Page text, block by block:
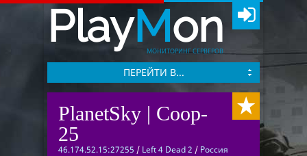
PlayMon
МОНИТОРИНГ СЕРВЕРОВ
ПЕРЕЙТИ В...
PlanetSky | Coop-
25
46.174.52.15:27255 / Left 4 Dead 2 / Россия